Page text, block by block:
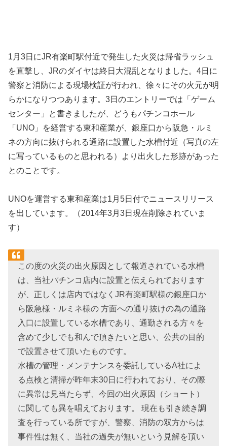
1月3日にJR有楽町駅付近で発生した火災は帰省ラッシュ
を直撃し、JRのダイヤは終日大混乱となりました。4日に
警察と消防による現場検証が行われ、徐々にその火元が明
らかになりつつあります。3日のエントリーでは「ゲーム
センター」と書きましたが、どうもパチンコホール
「UNO」を経営する東和産業が、銀座口から阪急・ルミ
ネの方向に抜けられる通路に設置した水槽付近（写真の左
に写っているものと思われる）より出火した形跡があった
とのことです。
UNOを運営する東和産業は1月5日付でニュースリリース
を出しています。（2014年3月3日現在削除されていま
す）
この度の火災の出火原因として報道されている水槽
は、当社パチンコ店内に設置と伝えられております
が、正しくは店内ではなくJR有楽町駅様の銀座口か
ら阪急様・ルミネ様の 方面への通り抜けの為の通路
入口に設置している水槽であり、通勤される方々を
含めて少しでも和んで頂きたいと思い、公共の目的
で設置させて頂いたものです。
水槽の管理・メンテナンスを委託しているA社によ
る点検と清掃が昨年末30日に行われており、その際
に異常は見当たらず、今回の出火原因（ショート）
に関しても異を唱えております。 現在も引き続き調
査を行っている所ですが、警察、消防の双方からは
事件性は無く、当社の過失が無いという見解を頂い